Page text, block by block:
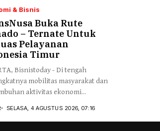
& Bisnis
Buka Rute
– Ternate Untuk
Pelayanan
Timur
Bisnistoday - Di tengah
mobilitas masyarakat dan
aktivitas ekonomi...
SELASA, 4 AGUSTUS 2026, 07:16